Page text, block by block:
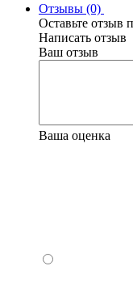
Отзывы (0)
Оставьте отзыв
Написать отзыв
Ваш отзыв
Ваша оценка